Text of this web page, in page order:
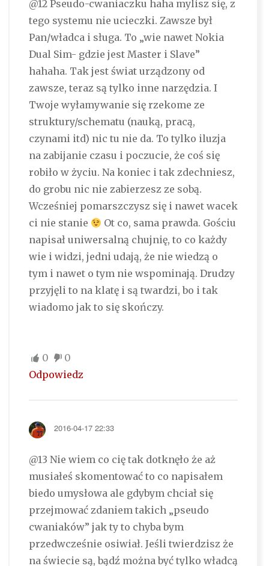
@12 Pseudo-cwaniaczku haha mylisz się, z
tego systemu nie ucieczki. Zawsze był
Pan/władca i sługa. To „wie nawet Nokia
Dual Sim- gdzie jest Master i Slave”
hahaha. Tak jest świat urządzony od
zawsze, teraz są tylko inne narzędzia. I
Twoje wyłamywanie się rzekome ze
struktury/schematu (nauką, pracą,
czynami itd) nic tu nie da. To tylko iluzja
na zabijanie czasu i poczucie, że coś się
robiło w życiu. Na koniec i tak zdechniesz,
do grobu nic nie zabierzesz ze sobą.
Wcześniej pomarszczysz się i nawet wacek
ci nie stanie
Ot co, sama prawda. Gościu
napisał uniwersalną chujnię, to co każdy
wie i widzi, jedni udają, że nie wiedzą o
tym i nawet o tym nie wspominają. Drudzy
przyjęli to na klatę i są twardzi, bo i tak
wiadomo jak to się skończy.
0
0
Odpowiedz
2016-04-17 22:33
@13 Nie wiem co cię tak dotknęło że aż
musiałeś skomentować to co napisałem
biedo umysłowa ale gdybym chciał się
przejmować zdaniem takich „pseudo
cwaniaków” jak ty to chyba bym
przedwcześnie osiwiał. Jeśli twierdzisz że
na świecie są, bądź można być tylko władcą